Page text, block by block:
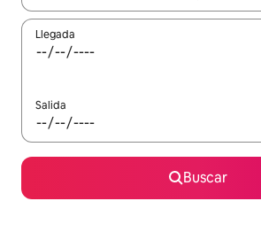
Llegada
Salida
Buscar